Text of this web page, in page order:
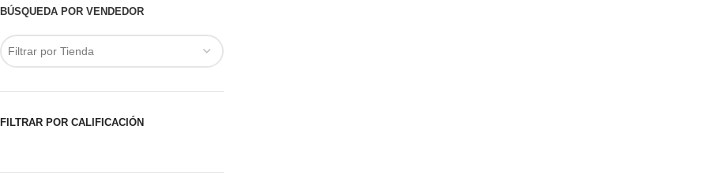
BÚSQUEDA POR VENDEDOR
Filtrar por Tienda
FILTRAR POR CALIFICACIÓN